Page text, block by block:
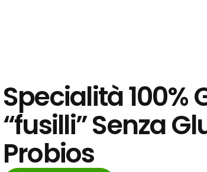
Specialità 100%
“fusilli” Senza
Probios